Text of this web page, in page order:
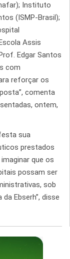
Instituto
(ISMP-Brasil);
Assis
Edgar Santos
com
reforçar os
comenta
ontem,
sua
prestados
que os
possam ser
sob
Ebserh”, disse